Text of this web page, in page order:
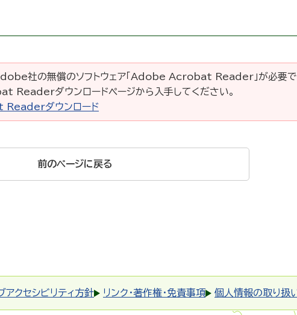
社の無償のソフトウェア「Adobe Acrobat Reader」が必要で
ダウンロードページから入手してください。
ダウンロード
前のページに戻る
アクセシビリティ方針 リンク・著作権・免責事項 個人情報の取り扱